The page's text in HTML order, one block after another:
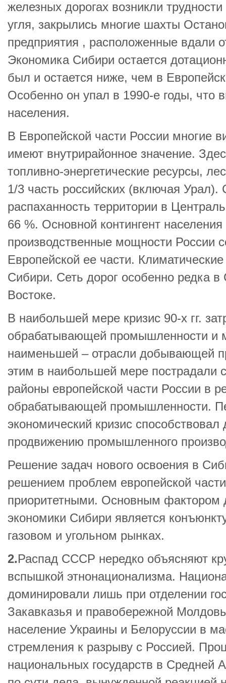
железных дорогах возникли
угля, закрылись многие шахты
предприятия , расположенные вдали
Экономика Сибири остается
был и остается ниже, чем в
Особенно он упал в 1990-е годы, что
населения.
В Европейской части России многие
имеют внутрирайонное значение.
топливно-энергетические ресурсы,
1/3 часть российских (включая
распаханность территории в
66 %. Основной контингент
производственные мощности России
Европейской ее части.
Сибири. Сеть дорог особенно редка
Востоке.
В наибольшей мере кризис 90-х гг.
обрабатывающей промышленности и
наименьшей – отрасли добывающей
этим в наибольшей мере пострадали
районы европейской части России в
обрабатывающей промышленности.
экономический кризис
продвижению промышленного
Решение задач нового освоения в
решением проблем европейской
приоритетными. Основным фактором
экономики Сибири является
газовом и угольном рынках.
2.Распад СССР нередко объясняют
вспышкой этнонационализма.
доминировали лишь при отделении
Закавказья и правобережной
население Украины и Белоруссии в
стремления к разрыву с Россией.
национальных государств в Средней